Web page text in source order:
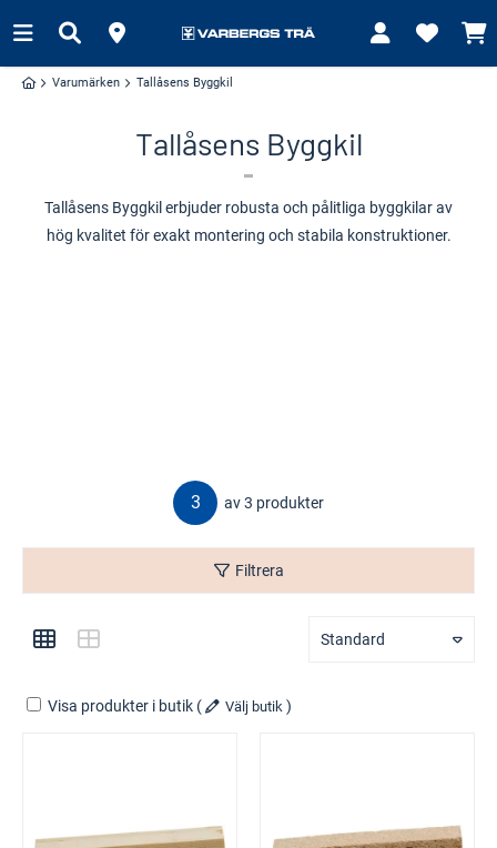
Varumärken Tallåsens Byggkil
Tallåsens Byggkil
Tallåsens Byggkil erbjuder robusta och pålitliga byggkilar av
hög kvalitet för exakt montering och stabila konstruktioner.
3 av 3 produkter
Filtrera
Standard
Visa produkter i butik ( Välj butik )